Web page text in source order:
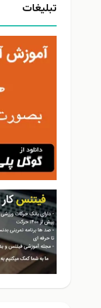
تبلیغات